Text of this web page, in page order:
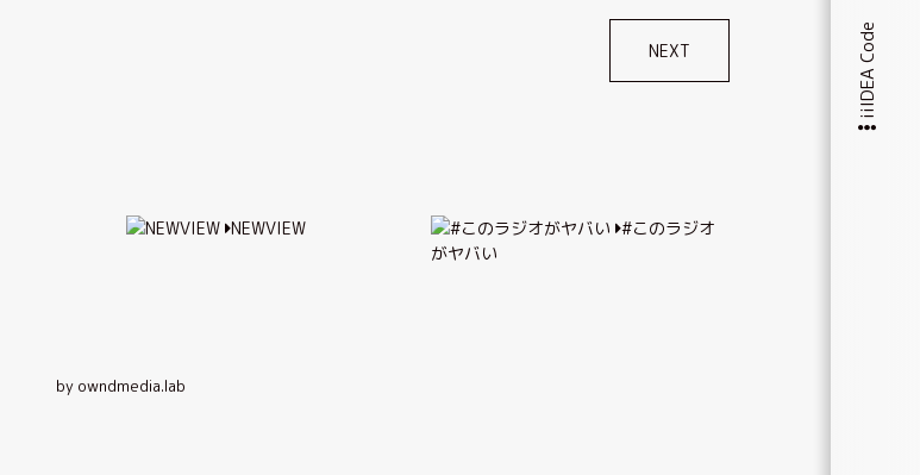
iiIDEA Code
NEXT
NEWVIEW
#このラジオ
がヤバい
by owndmedia.lab